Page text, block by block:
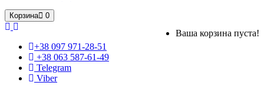
Корзина 0
Ваша корзина пуста!
+38 097 971-28-51
+38 063 587-61-49
Telegram
Viber